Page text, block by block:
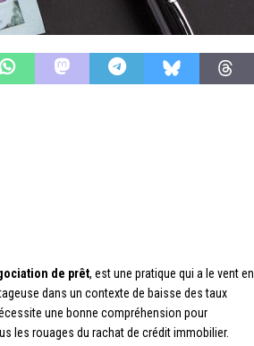
de prêt, est une pratique qui a le vent en
dans un contexte de baisse des taux
une bonne compréhension pour
les rouages du rachat de crédit immobilier.